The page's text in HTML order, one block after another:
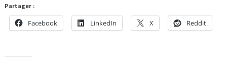
Partager :
Facebook LinkedIn X Reddit